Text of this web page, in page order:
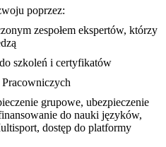
poprzez:
zespołem ekspertów, którzy
szkoleń i certyfikatów
grupowe, ubezpieczenie
do nauki języków,
dostęp do platformy